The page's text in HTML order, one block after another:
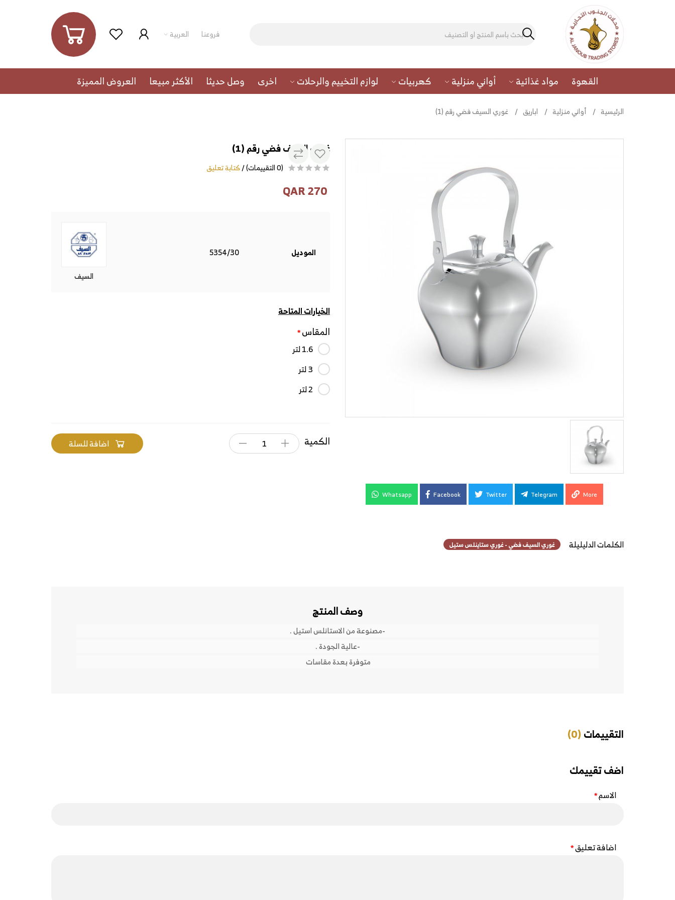
فروعنا العربية
القهوة مواد غذائية أواني منزلية كهربيات لوازم التخييم والرحلات اخرى وصل حديثا الأكثر مبيعا العروض المميزة
الرئيسية أواني منزلية اباريق غوري السيف فضي رقم (1)
Whatsapp Facebook Twitter Telegram More
غوري السيف فضي رقم (1)
(0 التقييمات) / كتابة تعليق
270 QAR
السيف
الموديل
الخيارات المتاحة
المقاس
1.6 لتر
3 لتر
2 لتر
الكمية اضافة للسلة
الكلمات الدليليلة غوري السيف فضي - غوري ستاينلس ستيل
وصف المنتج
-مصنوعة من الاستانلس استيل .
-عالية الجودة .
متوفرة بعدة مقاسات
التقييمات(0)
اضف تقييمك
الاسم
اضافة تعليق